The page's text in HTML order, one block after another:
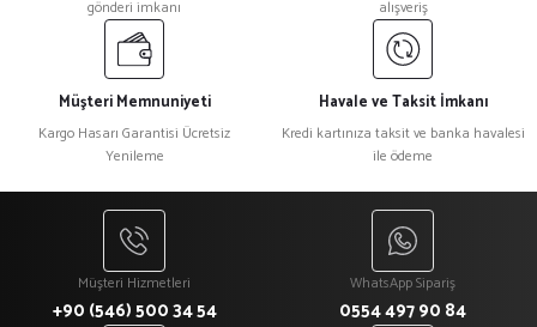
%15
Kristal Plaket Ekt-165a
₺ 918
gönderi imkanı
alışveriş
Müşteri Memnuniyeti
Kargo Hasarı Garantisi Ücretsiz
Yenileme
Havale ve Taksit İmkanı
Kredi kartınıza taksit ve banka havalesi
ile ödeme
Müşteri Hizmetleri
+90 (546) 500 34 54
WhatsApp Sipariş
0554 497 90 84